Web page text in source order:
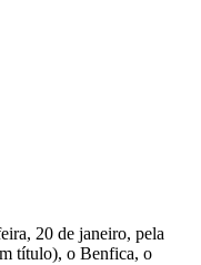
20 de janeiro, pela
título), o Benfica, o